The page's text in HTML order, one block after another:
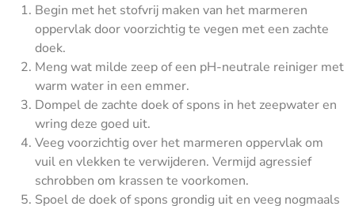
Begin met het stofvrij maken van het marmeren
oppervlak door voorzichtig te vegen met een zachte
doek.
Meng wat milde zeep of een pH-neutrale reiniger met
warm water in een emmer.
Dompel de zachte doek of spons in het zeepwater en
wring deze goed uit.
Veeg voorzichtig over het marmeren oppervlak om
vuil en vlekken te verwijderen. Vermijd agressief
schrobben om krassen te voorkomen.
Spoel de doek of spons grondig uit en veeg nogmaals